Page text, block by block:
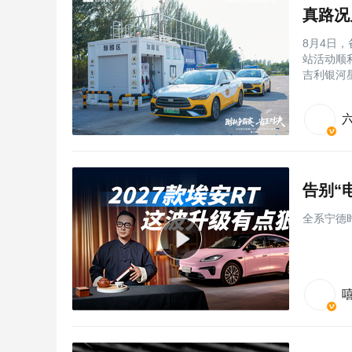
8月4日，
站活动顺
吉利银河
全系宁德